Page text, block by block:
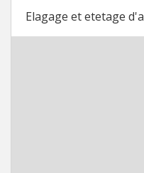
Elagage et etetage